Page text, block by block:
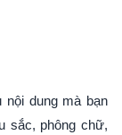
nội dung mà bạn
sắc, phông chữ,